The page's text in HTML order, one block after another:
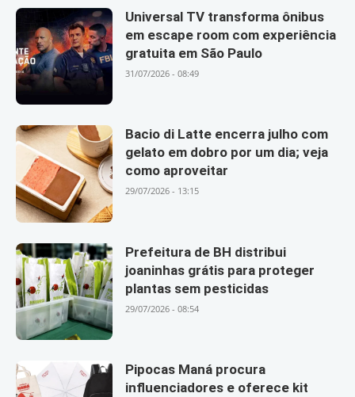
Universal TV transforma ônibus
em escape room com experiência
gratuita em São Paulo
31/07/2026 - 08:49
Bacio di Latte encerra julho com
gelato em dobro por um dia; veja
como aproveitar
29/07/2026 - 13:15
Prefeitura de BH distribui
joaninhas grátis para proteger
plantas sem pesticidas
29/07/2026 - 08:54
Pipocas Maná procura
influenciadores e oferece kit